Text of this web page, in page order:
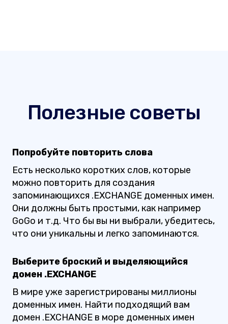
Полезные советы
Попробуйте повторить слова
Есть несколько коротких слов, которые
можно повторить для создания
запоминающихся .EXCHANGE доменных имен.
Они должны быть простыми, как например
GoGo и т.д. Что бы вы ни выбрали, убедитесь,
что они уникальны и легко запоминаются.
Выберите броский и выделяющийся
домен .EXCHANGE
В мире уже зарегистрированы миллионы
доменных имен. Найти подходящий вам
домен .EXCHANGE в море доменных имен